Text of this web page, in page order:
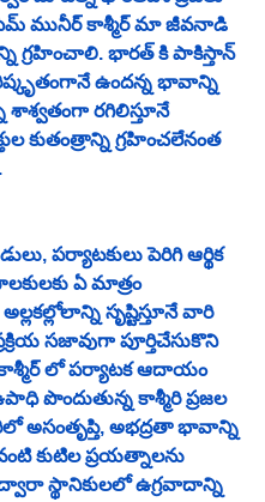
మునీర్ కాశ్మీర్ మా జీవనాడి
గ్రహించాలి. భారత్ కి పాకిస్తాన్
ఉందన్న భావాన్ని
రగిలిస్తూనే
కుతంత్రాన్ని గ్రహించలేనంత
పర్యాటకులు పెరిగి ఆర్థిక
ఏ మాత్రం
సృష్టిస్తూనే వారి
సజావుగా పూర్తిచేసుకొని
కాశ్మీర్ లో పర్యాటక ఆదాయం
పొందుతున్న కాశ్మీరి ప్రజల
అసంతృప్తి, అభద్రతా భావాన్ని
కుటిల ప్రయత్నాలను
స్థానికులలో ఉగ్రవాదాన్ని